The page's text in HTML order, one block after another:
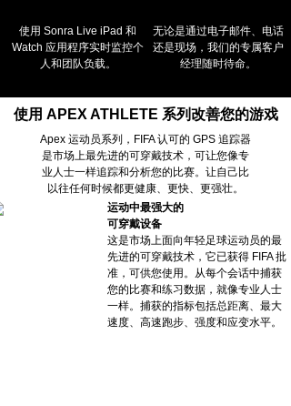
使用 Sonra Live iPad 和
Watch 应用程序实时监控个
人和团队负载。
无论是通过电子邮件、电话
还是现场，我们的专属客户
经理随时待命。
使用 APEX ATHLETE 系列改善您的游戏
Apex 运动员系列，FIFA 认可的 GPS 追踪器
是市场上最先进的可穿戴技术，可让您像专
业人士一样追踪和分析您的比赛。让自己比
以往任何时候都更健康、更快、更强壮。
运动中最强大的
可穿戴设备
这是市场上面向年轻足球运动员的最
先进的可穿戴技术，它已获得 FIFA 批
准，可供您使用。从每个会话中捕获
您的比赛和练习数据，就像专业人士
一样。捕获的指标包括总距离、最大
速度、高速跑步、强度和应变水平。